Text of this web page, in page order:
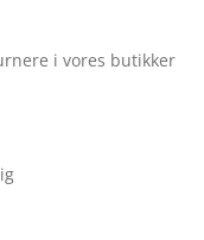
i vores butikker